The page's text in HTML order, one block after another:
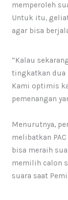
memperoleh
Untuk itu,
agar bisa
“Kalau
tingkatkan dua
Kami optimis
pemenangan
Menurutnya,
melibatkan
bisa meraih
memilih calon
suara saat